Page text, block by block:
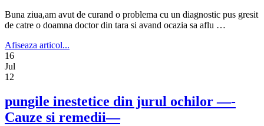
Buna ziua,am avut de curand o problema cu un diagnostic pus gresit
de catre o doamna doctor din tara si avand ocazia sa aflu …
Afiseaza articol...
16
Jul
12
pungile inestetice din jurul ochilor —-
Cauze si remedii—